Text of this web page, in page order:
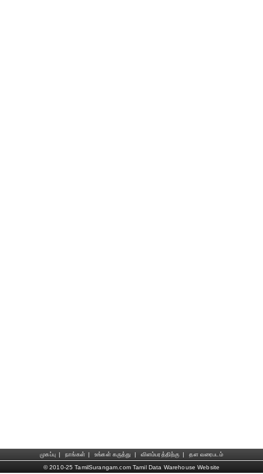
முகப்பு | நாங்கள் | உங்கள் கருத்து | விளம்பரத்திற்கு |
தள வரைபடம்
© 2010-25 TamilSurangam.com Tamil Data Warehouse Website